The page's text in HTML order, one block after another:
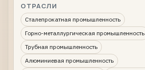
ОТРАСЛИ
Сталепрокатная промышленность
Горно-металлургическая промышленность
Трубная промышленность
Алюминиевая промышленность